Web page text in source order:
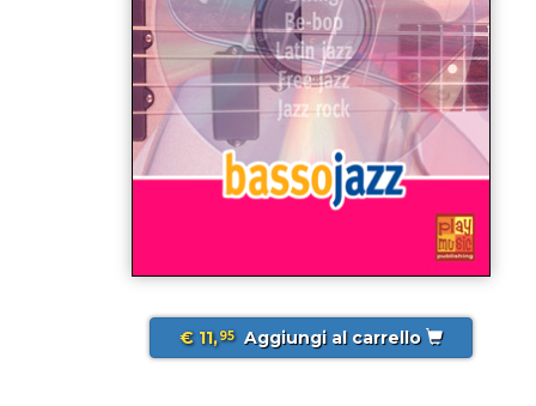
€ 11,95 Aggiungi al carrello